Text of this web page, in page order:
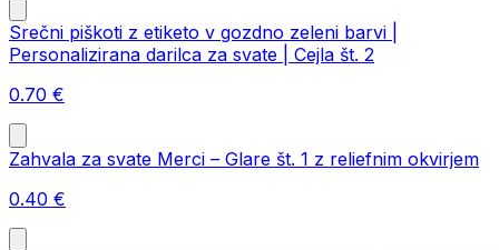
Srečni piškoti z etiketo v gozdno zeleni barvi |
Personalizirana darilca za svate | Cejla št. 2
0.70 €
Zahvala za svate Merci – Glare št. 1 z reliefnim okvirjem
0.40 €